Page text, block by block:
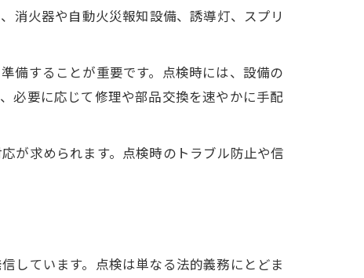
消火器や自動火災報知設備、誘導灯、スプリ
備することが重要です。点検時には、設備の
必要に応じて修理や部品交換を速やかに手配
が求められます。点検時のトラブル防止や信
しています。点検は単なる法的義務にとどま